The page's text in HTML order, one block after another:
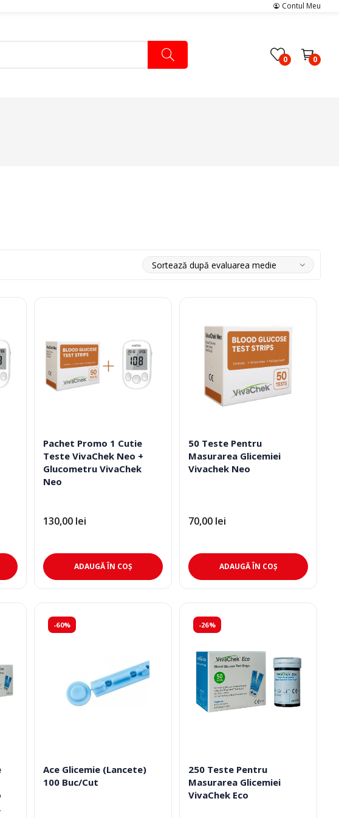
Contul Meu
0 0
Cabinete Medicale Ciorapi Compresivi
Pachet Promo 1 Cutie
Teste VivaChek Neo +
Glucometru VivaChek
Neo
130,00 lei
ADAUGĂ ÎN COȘ
50 Teste Pentru
Masurarea Glicemiei
Vivachek Neo
70,00 lei
ADAUGĂ ÎN COȘ
-60%
Ace Glicemie (Lancete)
100 Buc/Cut
-26%
250 Teste Pentru
Masurarea Glicemiei
VivaChek Eco